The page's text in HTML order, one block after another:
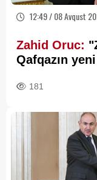
12:49 / 08 Avqust
Zahid Oruc:
Qafqazın
181